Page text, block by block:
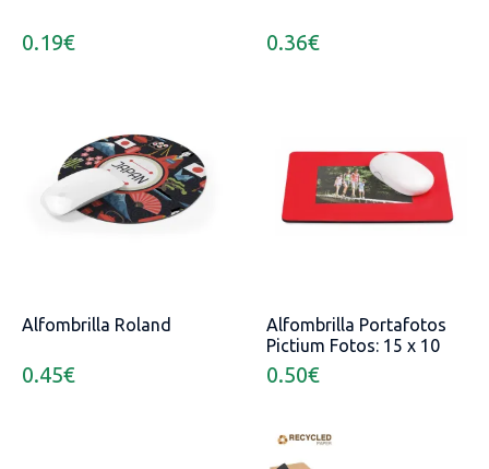
0.19€ 0.36€
Alfombrilla Roland
0.45€
Alfombrilla Portafotos
Pictium Fotos: 15 x 10
cm
0.50€